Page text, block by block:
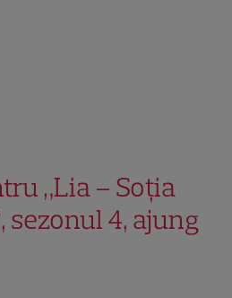
„Lia – Soţia
sezonul 4, ajung